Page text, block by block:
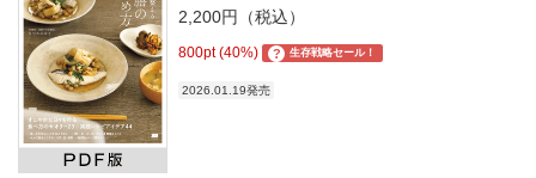
2,200円（税込）
800pt (40%) ? 生存戦略セール！
2026.01.19発売